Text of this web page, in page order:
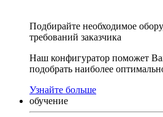
Подбирайте необходимое
требований заказчика
Наш конфигуратор поможет
подобрать наиболее
Узнайте больше
обучение